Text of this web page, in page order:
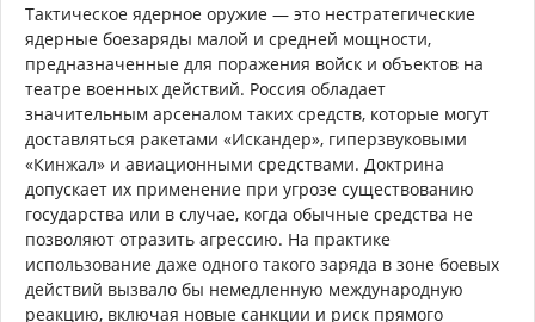
Тактическое ядерное оружие — это нестратегические
ядерные боезаряды малой и средней мощности,
предназначенные для поражения войск и объектов на
театре военных действий. Россия обладает
значительным арсеналом таких средств, которые могут
доставляться ракетами «Искандер», гиперзвуковыми
«Кинжал» и авиационными средствами. Доктрина
допускает их применение при угрозе существованию
государства или в случае, когда обычные средства не
позволяют отразить агрессию. На практике
использование даже одного такого заряда в зоне боевых
действий вызвало бы немедленную международную
реакцию, включая новые санкции и риск прямого